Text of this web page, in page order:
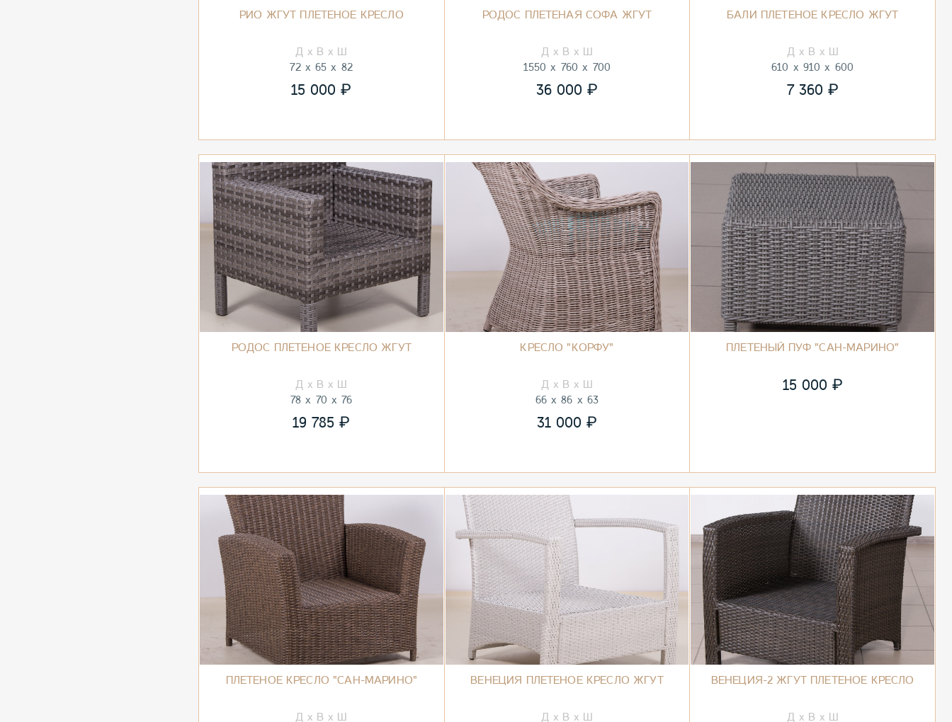
РИО ЖГУТ ПЛЕТЕНОЕ КРЕСЛО
72 65 82
15 000₽
РОДОС ПЛЕТЕНАЯ СОФА ЖГУТ
1550 760 700
36 000 ₽
БАЛИ ПЛЕТЕНОЕ КРЕСЛО ЖГУТ
610 910 600
7 360 ₽
РОДОС ПЛЕТЕНОЕ КРЕСЛО ЖГУТ
78 70 76
19 785₽
КРЕСЛО "КОРФУ"
66 86 63
31 000 ₽
ПЛЕТЕНЫЙ ПУФ "САН-МАРИНО"
15 000 ₽
ПЛЕТЕНОЕ КРЕСЛО "САН-МАРИНО" ВЕНЕЦИЯ ПЛЕТЕНОЕ КРЕСЛО ЖГУТ ВЕНЕЦИЯ-2 ЖГУТ ПЛЕТЕНОЕ КРЕСЛО